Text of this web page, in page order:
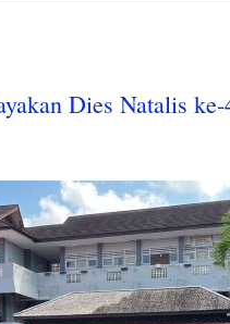
Dies Natalis ke-